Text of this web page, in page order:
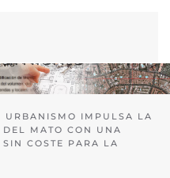
URBANISMO IMPULSA LA
MATO CON UNA
COSTE PARA LA